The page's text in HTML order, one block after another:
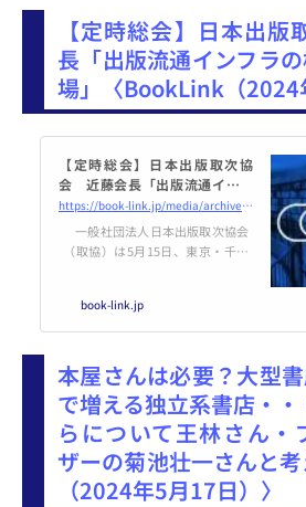
場を開拓する。1号店は25年に首
都・プノンペンで開業する
【定時総会】日本出版
長「出版流通インフラ
場」〈BookLink（2024
【定時総会】日本出版取次協
会 近藤会長「出版流通インフ
ラの構造改革は正念場」 - Book
https://book-link.jp/media/archives/14302
一般社団法人日本出版取次協会
（取協）は5月15日、東京・千代
事業報告および収支決算を承認し
た
book-link.jp
本屋さんは必要？大型
で増える独立系書店・
らについて王林さん・
ザーの菊池壮一さんと
（2024年5月17日）〉